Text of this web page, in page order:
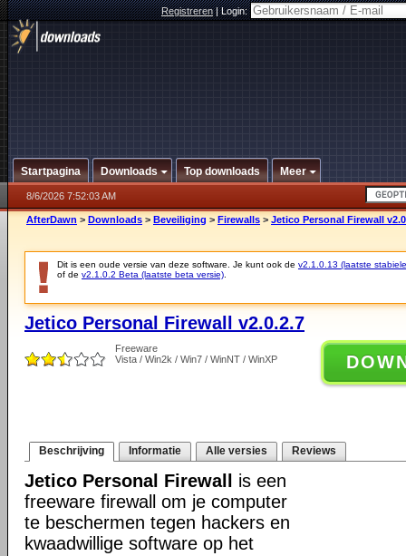
Registreren|Login:
Startpagina Downloads Top downloads Meer
8/6/2026 7:52:03 AM
AfterDawn > Downloads > Beveiliging > Firewalls > Jetico Personal Firewall
Dit is een oude versie van deze software. Je kunt ook de v2.1.0.13 (laatste
of de v2.1.0.2 Beta (laatste beta versie)
Jetico Personal Firewall v2.0.2.7
Freeware
Vista / Win2k / Win7 / WinNT / WinXP
Beschrijving Informatie Alle versies Reviews
Jetico Personal Firewall
is een
freeware firewall om je computer
te beschermen tegen hackers en
kwaadwillige software op het